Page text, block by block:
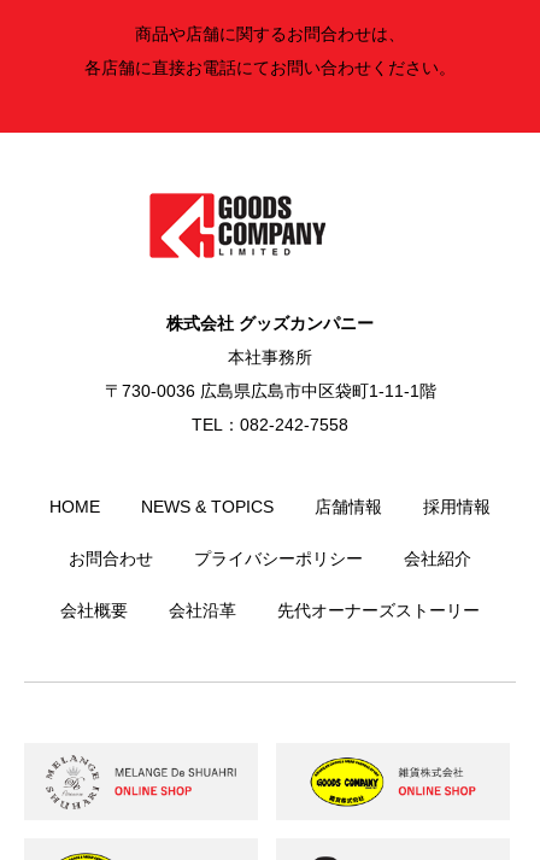
商品や店舗に関するお問合わせは、
各店舗に直接お電話にてお問い合わせください。
株式会社 グッズカンパニー
本社事務所
〒730-0036 広島県広島市中区袋町1-11-1階
TEL：082-242-7558
HOME NEWS & TOPICS 店舗情報 採用情報
お問合わせ プライバシーポリシー 会社紹介
会社概要 会社沿革 先代オーナーズストーリー